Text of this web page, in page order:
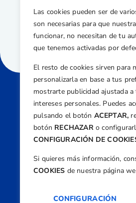
Las cookies pueden ser de
son necesarias para que
funcionar, no necesitan de tu
que tenemos activadas por
El resto de cookies sirven para
personalizarla en base a tus
mostrarte publicidad ajustada
intereses personales. Puedes
pulsando el botón ACEPTAR,
botón RECHAZARo
CONFIGURACIÓN DE
Si quieres más información,
COOKIES de nuestra página
CONFIGURACIÓN